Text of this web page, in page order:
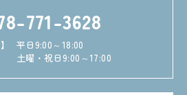
771-3628
平日9:00～18:00
土曜・祝日9:00～17:00